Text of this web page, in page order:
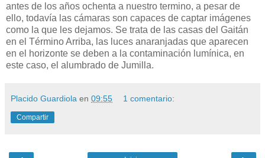
antes de los años ochenta a nuestro termino, a pesar de
ello, todavía las cámaras son capaces de captar imágenes
como la que les dejamos. Se trata de las casas del Gaitán
en el Término Arriba, las luces anaranjadas que aparecen
en el horizonte se deben a la contaminación lumínica, en
este caso, el alumbrado de Jumilla.
Placido Guardiola en 09:55 1 comentario:
Compartir